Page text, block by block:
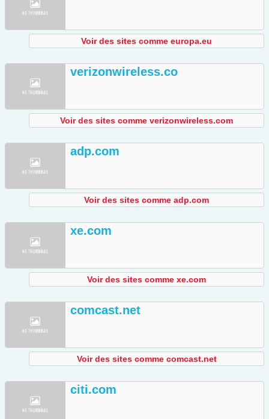
Voir des sites comme europa.eu
verizonwireless.co
Voir des sites comme verizonwireless.com
adp.com
Voir des sites comme adp.com
xe.com
Voir des sites comme xe.com
comcast.net
Voir des sites comme comcast.net
citi.com